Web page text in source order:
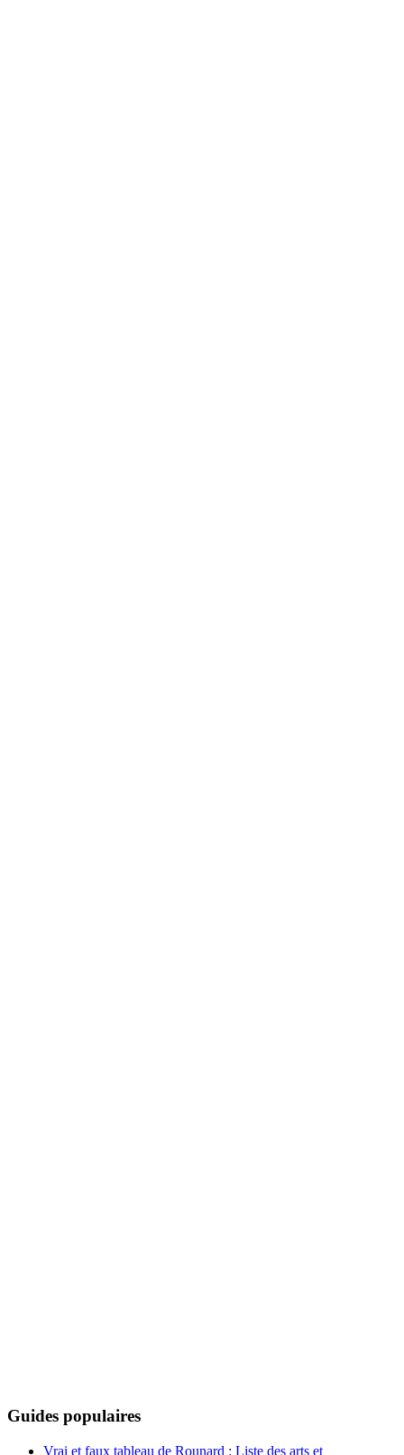
Guides populaires
Vrai et faux tableau de Rounard : Liste des arts et